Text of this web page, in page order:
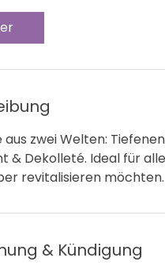
aus zwei Welten:
& Dekolleté. Ideal für
revitalisieren möchten.
& Kündigung